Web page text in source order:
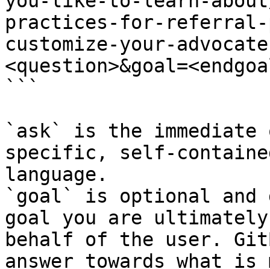
practices-for-referral-
customize-your-
```
`ask` is the
specific, self-
language.
`goal` is optional and
goal you are
behalf of the user.
answer towards what